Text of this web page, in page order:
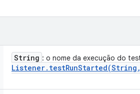
String : o nome da execução do
Listener. testRunStarted(String ,